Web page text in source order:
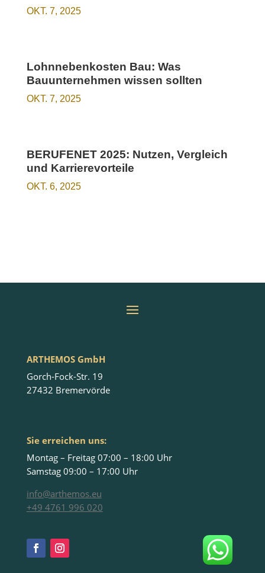
OKT. 7, 2025
Lohnnebenkosten Bau: Was
Bauunternehmen wissen sollten
OKT. 7, 2025
BERUFENET 2025: Nutzen, Vergleich
und Karrierevorteile
OKT. 6, 2025
ARTHEMOS GmbH
Gorch-Fock-Str. 19
27432 Bremervörde
Sie erreichen uns:
Montag – Freitag 07:00 – 18:00 Uhr
Samstag 09:00 – 17:00 Uhr
info@arthemos.eu
+49 4761 996 020